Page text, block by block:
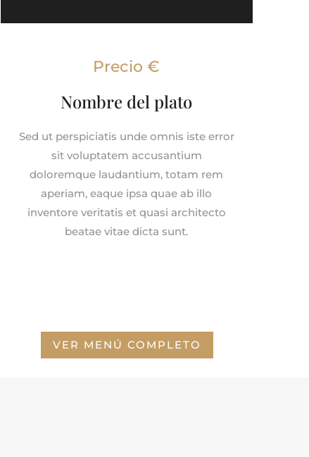
Precio €
Nombre del plato
Sed ut perspiciatis unde omnis iste error
sit voluptatem accusantium
doloremque laudantium, totam rem
aperiam, eaque ipsa quae ab illo
inventore veritatis et quasi architecto
beatae vitae dicta sunt.
VER MENÚ COMPLETO